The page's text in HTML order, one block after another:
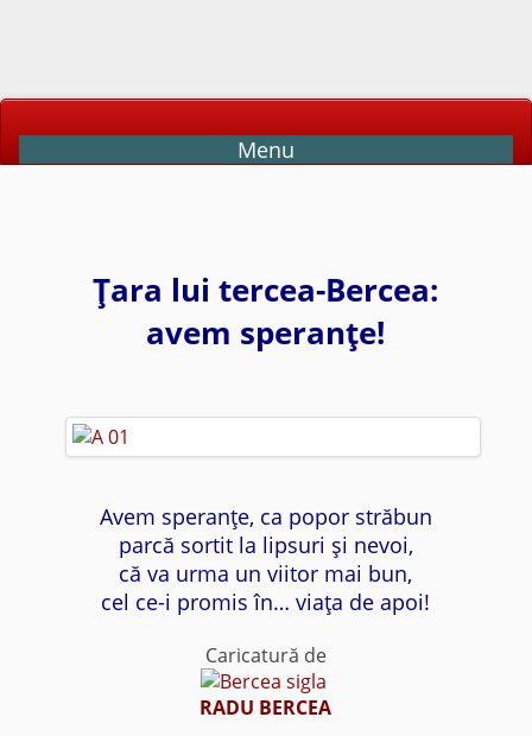
Menu
Ţara lui tercea-Bercea:
avem speranţe!
Avem speranţe, ca popor străbun
parcă sortit la lipsuri şi nevoi,
că va urma un viitor mai bun,
cel ce-i promis în… viaţa de apoi!
Caricatură de
RADU BERCEA